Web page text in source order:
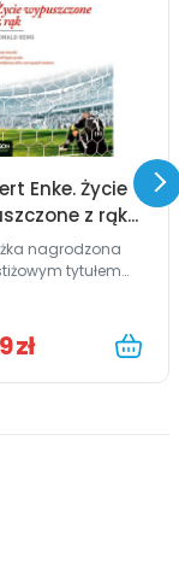
Enke. Życie
z rąk...
nagrodzona
tytułem
zł